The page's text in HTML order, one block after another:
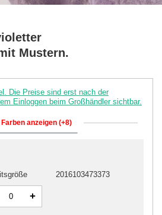
Mustern.
Die Preise sind erst nach der
Einloggen beim Großhändler sichtbar.
anzeigen (+8)
2016103473373
+